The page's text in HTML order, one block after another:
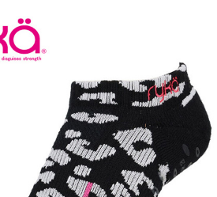
テニスボール
アクセサリ
バッグ
アクセサリ